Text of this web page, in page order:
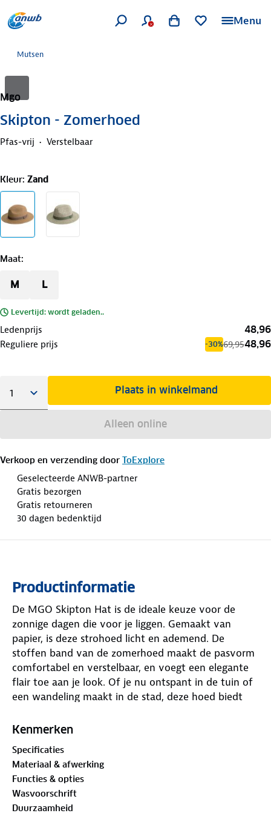
Menu
Mutsen
Mgo
Skipton - Zomerhoed
Pfas-vrij Verstelbaar
Kleur: Zand
Maat:
M L
Levertijd: wordt geladen..
Ledenprijs 48,96
Reguliere prijs -30%69,9548,96
Plaats in winkelmand
Alleen online
Verkoop en verzending door ToExplore
Geselecteerde ANWB-partner
Gratis bezorgen
Gratis retourneren
30 dagen bedenktijd
Productinformatie
De MGO Skipton Hat is de ideale keuze voor de
zonnige dagen die voor je liggen. Gemaakt van
papier, is deze strohoed licht en ademend. De
stoffen band van de zomerhoed maakt de pasvorm
comfortabel en verstelbaar, en voegt een elegante
flair toe aan je look. Of je nu ontspant in de tuin of
een wandeling maakt in de stad, deze hoed biedt
in een gevlochten constructie (braid) met een
Kenmerken
Specificaties
Materiaal & afwerking
Functies & opties
Wasvoorschrift
Duurzaamheid